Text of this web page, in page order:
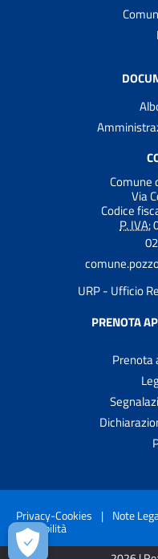
Comune
Via
Codice
P. IVA:
URP - Ufficio
PRENOTA
Prenota
Privacy-Cookies | Note
accessibilità